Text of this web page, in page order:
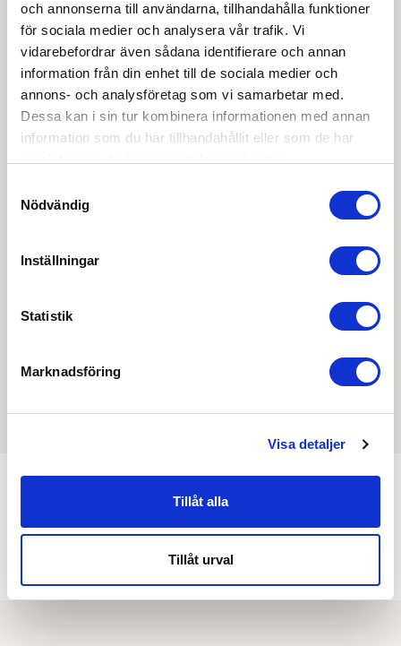
och annonserna till användarna, tillhandahålla funktioner
för sociala medier och analysera vår trafik. Vi
vidarebefordrar även sådana identifierare och annan
information från din enhet till de sociala medier och
annons- och analysföretag som vi samarbetar med.
Dessa kan i sin tur kombinera informationen med annan
information som du har tillhandahållit eller som de har
Nödvändig
Inställningar
Statistik
Marknadsföring
Visa detaljer
Tillåt alla
Tillåt urval
Ritning STEP
OBS:Vi reserverar oss för att det kan finnas
uppdaterade dokument hos leverantören. Vi jobbar
löpande med att säkerställa att våra dokument är så
aktuella som möjligt.
Skapa inloggning, bli företagskund eller logga in för att
produktblad, ritningar, monteringsbeskrivningar samt
Filmer